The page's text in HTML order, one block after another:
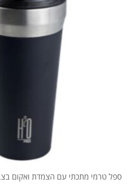
ספל טרמי מתכתי עם הצמדת ואקום